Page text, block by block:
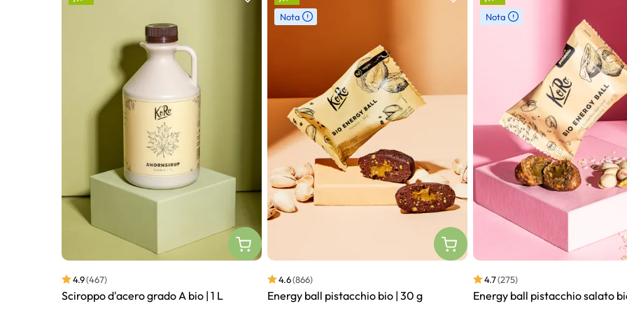
4.9(467)
Sciroppo d'acero grado A bio | 1 L
Nota
4.6(866)
Energy ball pistacchio bio | 30 g
Nota
4.7(275)
Energy ball pistacchio salato